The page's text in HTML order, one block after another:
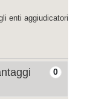
enti aggiudicatori
0